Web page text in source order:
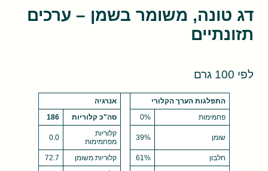
דג טונה, משומר בשמן – ערכים
תזונתיים
לפי 100 גרם
התפלגות הערך הקלורי
אנרגיה
פחמימות
0% סה"כ קלוריות 186
שומן 39%
קלוריות
מפחמימות
0.0
חלבון 61% קלוריות משומן
72.7